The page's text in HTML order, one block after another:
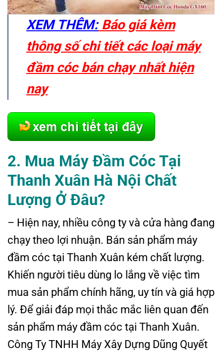
XEM THÊM:Báo giá kèm
thông số chi tiết các loại máy
đầm cóc bán chạy nhất hiện
nay
2. Mua Máy Đầm CócTại
Thanh Xuân Hà Nội Chất
Lượng ỞĐâu?
– Hiện nay, nhiều công ty và cửa hàng đang
chạy theo lợi nhuận. Bán sản phẩm máy
đầm cóc tại Thanh Xuân kém chất lượng.
Khiến người tiêu dùng lo lắng về việc tìm
mua sản phẩm chính hãng, uy tín và giá hợp
lý. Để giải đáp mọi thắc mắc liên quan đến
sản phẩm máy đầm cóc tại Thanh Xuân.
Công Ty TNHH Máy Xây Dựng Dũng Quyết